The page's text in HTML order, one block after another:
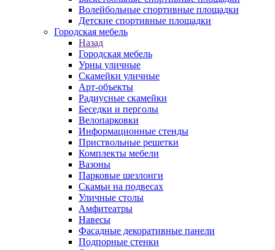
Волейбольные спортивные площадки
Детские спортивные площадки
Городская мебель
Назад
Городская мебель
Урны уличные
Скамейки уличные
Арт-объекты
Радиусные скамейки
Беседки и перголы
Велопарковки
Информационные стенды
Приствольные решетки
Комплекты мебели
Вазоны
Парковые шезлонги
Скамьи на подвесах
Уличные столы
Амфитеатры
Навесы
Фасадные декоративные панели
Подпорные стенки